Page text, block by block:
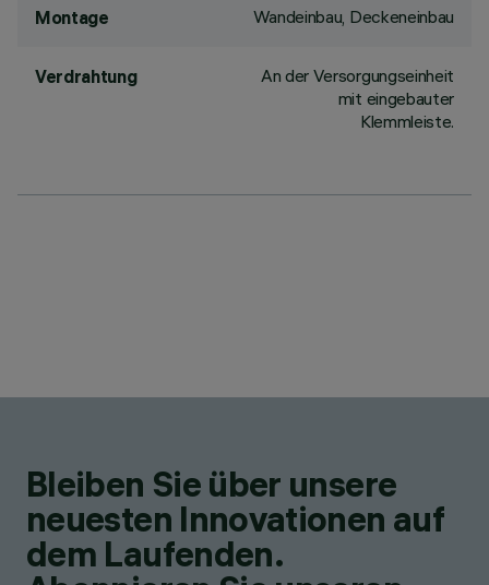
Montage Wandeinbau, Deckeneinbau
Verdrahtung
An der Versorgungseinheit
mit eingebauter
Klemmleiste.
Bleiben Sie über unsere
neuesten Innovationen auf
dem Laufenden.